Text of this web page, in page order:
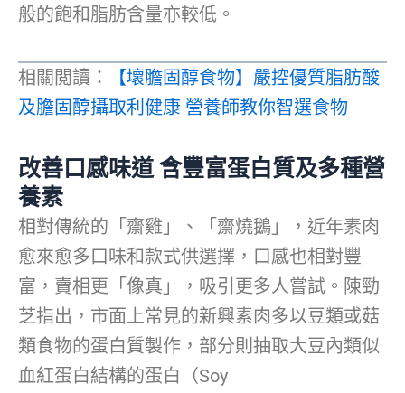
般的飽和脂肪含量亦較低。
相關閲讀：
【壞膽固醇食物】嚴控優質脂肪酸
及膽固醇攝取利健康 營養師教你智選食物
改善口感味道 含豐富蛋白質及多種營
養素
相對傳統的「齋雞」、「齋燒鵝」，近年素肉
愈來愈多口味和款式供選擇，口感也相對豐
富，賣相更「像真」，吸引更多人嘗試。陳勁
芝指出，市面上常見的新興素肉多以豆類或菇
類食物的蛋白質製作，部分則抽取大豆內類似
血紅蛋白結構的蛋白（Soy